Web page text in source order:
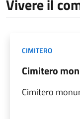
Vivere il
CIMITERO
Cimitero
Cimitero